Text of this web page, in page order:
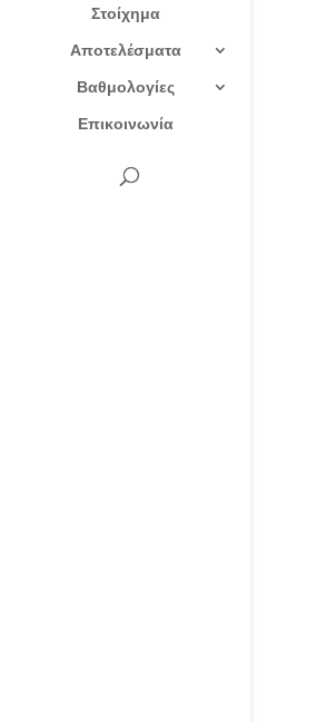
Στοίχημα
Αποτελέσματα
Βαθμολογίες
Επικοινωνία